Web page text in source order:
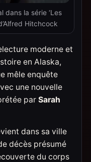
dans la série ‘Les
Hitchcock
moderne et
en Alaska,
mêle enquête
une nouvelle
par Sarah
dans sa ville
décès présumé
du corps